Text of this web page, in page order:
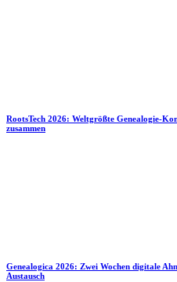
RootsTech 2026: Weltgrößte Genealogie-
zusammen
Genealogica 2026: Zwei Wochen digitale
Austausch